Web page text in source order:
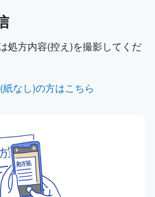
処方内容(控え)を撮影してくだ
なし)の方はこちら